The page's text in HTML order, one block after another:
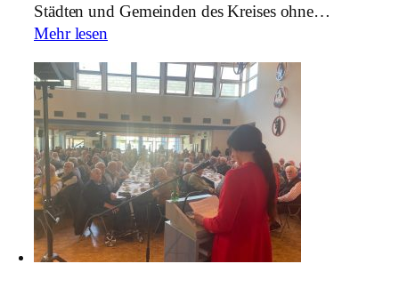
Städten und Gemeinden des Kreises ohne…
Mehr lesen